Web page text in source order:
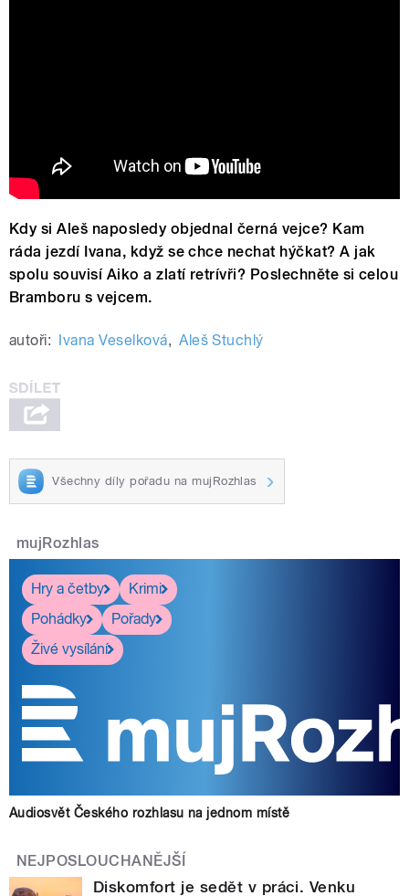
Kdy si Aleš naposledy objednal černá vejce? Kam
ráda jezdí Ivana, když se chce nechat hýčkat? A jak
spolu souvisí Aiko a zlatí retrívři? Poslechněte si celou
Bramboru s vejcem.
autoři: Ivana Veselková, Aleš Stuchlý
Všechny díly pořadu na mujRozhlas
mujRozhlas
Hry a četby
Krimi
Pohádky
Pořady
Živé vysílání
Audiosvět Českého rozhlasu na jednom místě
NEJPOSLOUCHANĚJŠÍ
Diskomfort je sedět v práci. Venku